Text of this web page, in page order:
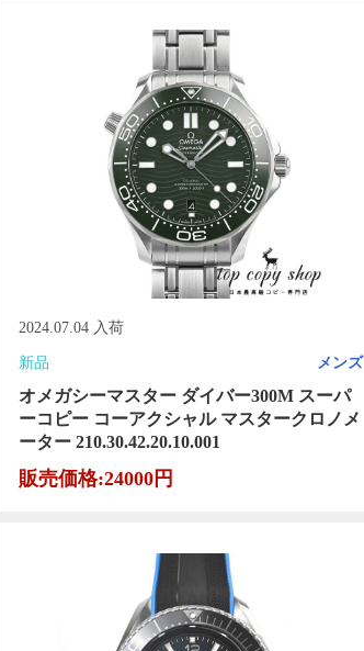
2024.07.04 入荷
新品 メンズ
オメガシーマスター ダイバー300M スーパ
ーコピー コーアクシャル マスタークロノメ
ーター 210.30.42.20.10.001
販売価格:24000円